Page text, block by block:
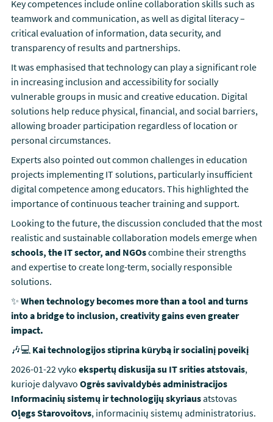
Key competences include online collaboration skills such as
teamwork and communication, as well as digital literacy –
critical evaluation of information, data security, and
transparency of results and partnerships.
It was emphasised that technology can play a significant role
in increasing inclusion and accessibility for socially
vulnerable groups in music and creative education. Digital
solutions help reduce physical, financial, and social barriers,
allowing broader participation regardless of location or
personal circumstances.
Experts also pointed out common challenges in education
projects implementing IT solutions, particularly insufficient
digital competence among educators. This highlighted the
importance of continuous teacher training and support.
Looking to the future, the discussion concluded that the most
realistic and sustainable collaboration models emerge when
schools, the IT sector, and NGOscombine their strengths
and expertise to create long-term, socially responsible
solutions.
✨ When technology becomes more than a tool and turns
into a bridge to inclusion, creativity gains even greater
impact.
🎶💻 Kai technologijos stiprina kūrybą ir socialinį poveikį
2026-01-22 vyko ekspertų diskusija su IT srities atstovais,
kurioje dalyvavo Ogrės savivaldybės administracijos
Informacinių sistemų ir technologijų skyriausatstovas
Oļegs Starovoitovs, informacinių sistemų administratorius.